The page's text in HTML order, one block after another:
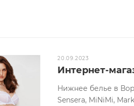
20.09.2023
Интернет-
Нижнее белье в
Sensera, MiNiMi,